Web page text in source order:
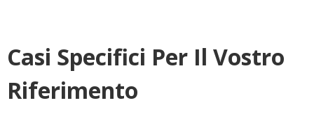
Casi Specifici Per Il Vostro
Riferimento